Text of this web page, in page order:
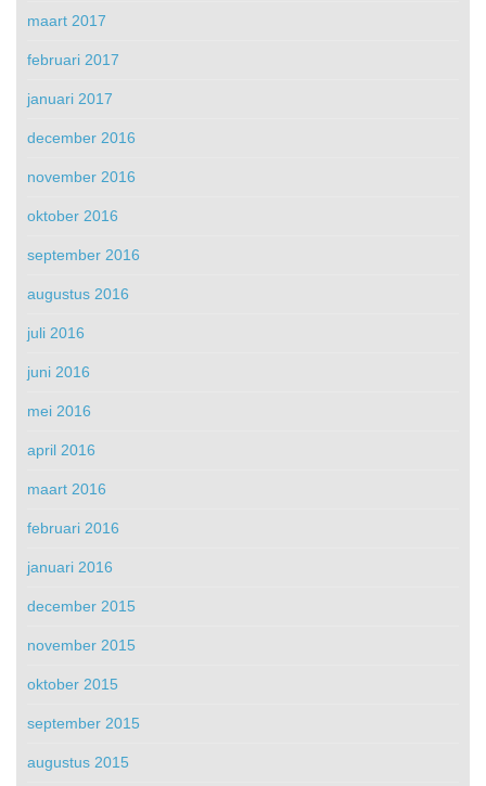
maart 2017
februari 2017
januari 2017
december 2016
november 2016
oktober 2016
september 2016
augustus 2016
juli 2016
juni 2016
mei 2016
april 2016
maart 2016
februari 2016
januari 2016
december 2015
november 2015
oktober 2015
september 2015
augustus 2015